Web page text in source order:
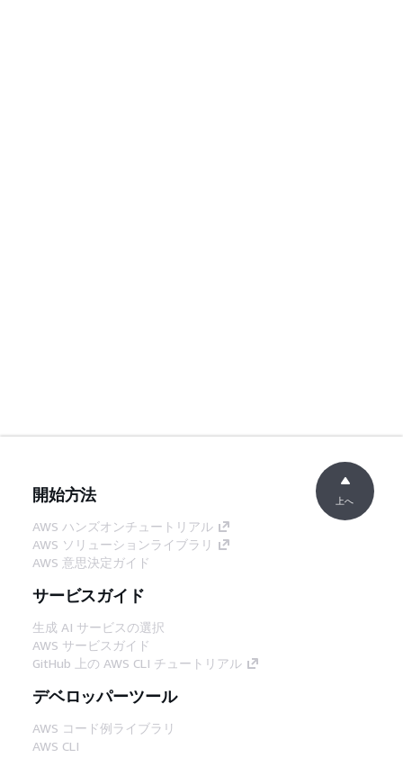
開始方法
AWS ハンズオンチュートリアル
AWS ソリューションライブラリ
AWS 意思決定ガイド
サービスガイド
生成 AI サービスの選択
AWS サービスガイド
GitHub 上の AWS CLI チュートリアル
デベロッパーツール
AWS コード例ライブラリ
AWS CLI
上へ